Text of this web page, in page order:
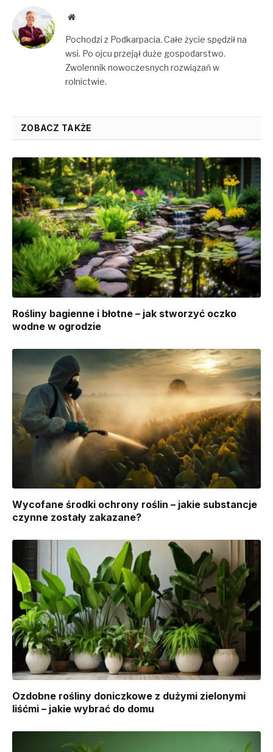
Website
Pochodzi z Podkarpacia. Całe życie spędził na
wsi. Po ojcu przejął duże gospodarstwo.
Zwolennik nowoczesnych rozwiązań w
rolnictwie.
ZOBACZ TAKŻE
Rośliny bagienne i błotne – jak stworzyć oczko
wodne w ogrodzie
Wycofane środki ochrony roślin – jakie substancje
czynne zostały zakazane?
Ozdobne rośliny doniczkowe z dużymi zielonymi
liśćmi – jakie wybrać do domu